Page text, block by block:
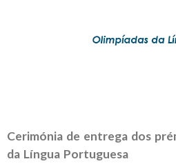
Cerimónia de entrega dos
da Língua Portuguesa